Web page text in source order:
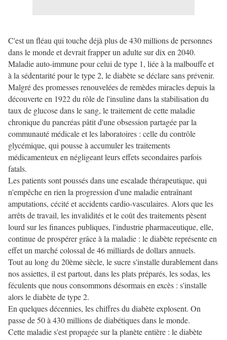
C'est un fléau qui touche déjà plus de 430 millions de personnes
dans le monde et devrait frapper un adulte sur dix en 2040.
Maladie auto-immune pour celui de type 1, liée à la malbouffe et
à la sédentarité pour le type 2, le diabète se déclare sans prévenir.
Malgré des promesses renouvelées de remèdes miracles depuis la
découverte en 1922 du rôle de l'insuline dans la stabilisation du
taux de glucose dans le sang, le traitement de cette maladie
chronique du pancréas pâtit d'une obsession partagée par la
communauté médicale et les laboratoires : celle du contrôle
glycémique, qui pousse à accumuler les traitements
médicamenteux en négligeant leurs effets secondaires parfois
fatals.
Les patients sont poussés dans une escalade thérapeutique, qui
n'empêche en rien la progression d'une maladie entraînant
amputations, cécité et accidents cardio-vasculaires. Alors que les
arrêts de travail, les invalidités et le coût des traitements pèsent
lourd sur les finances publiques, l'industrie pharmaceutique, elle,
continue de prospérer grâce à la maladie : le diabète représente en
effet un marché colossal de 46 milliards de dollars annuels.
Tout au long du 20ème siècle, le sucre s'installe durablement dans
nos assiettes, il est partout, dans les plats préparés, les sodas, les
féculents que nous consommons désormais en excès : s'installe
alors le diabète de type 2.
En quelques décennies, les chiffres du diabète explosent. On
passe de 50 à 430 millions de diabétiques dans le monde.
Cette maladie s'est propagée sur la planète entière : le diabète